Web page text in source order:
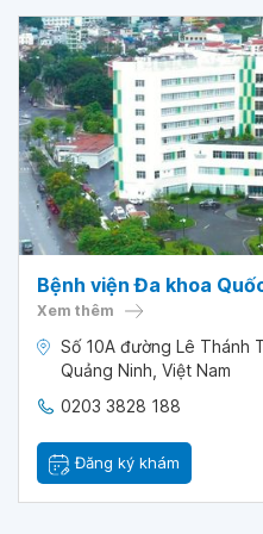
Bệnh viện Đa khoa
Xem thêm
Số 10A đường Lê Thánh
Quảng Ninh, Việt Nam
0203 3828 188
Đăng ký khám